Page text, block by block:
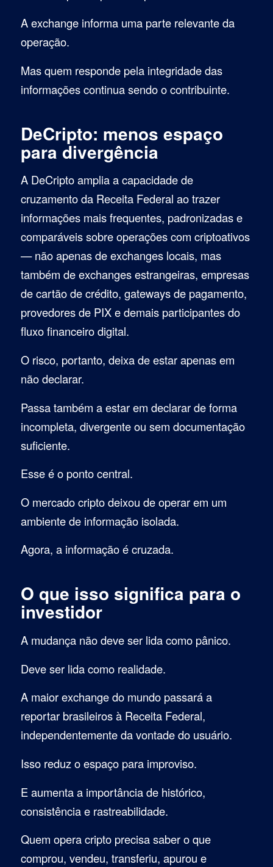
A exchange informa uma parte relevante da
operação.
Mas quem responde pela integridade das
informações continua sendo o contribuinte.
DeCripto: menos espaço
para divergência
A DeCripto amplia a capacidade de
cruzamento da Receita Federal ao trazer
informações mais frequentes, padronizadas e
comparáveis sobre operações com criptoativos
— não apenas de exchanges locais, mas
também de exchanges estrangeiras, empresas
de cartão de crédito, gateways de pagamento,
provedores de PIX e demais participantes do
fluxo financeiro digital.
O risco, portanto, deixa de estar apenas em
não declarar.
Passa também a estar em declarar de forma
incompleta, divergente ou sem documentação
suficiente.
Esse é o ponto central.
O mercado cripto deixou de operar em um
ambiente de informação isolada.
Agora, a informação é cruzada.
O que isso significa para o
investidor
A mudança não deve ser lida como pânico.
Deve ser lida como realidade.
A maior exchange do mundo passará a
reportar brasileiros à Receita Federal,
independentemente da vontade do usuário.
Isso reduz o espaço para improviso.
E aumenta a importância de histórico,
consistência e rastreabilidade.
Quem opera cripto precisa saber o que
comprou, vendeu, transferiu, apurou e